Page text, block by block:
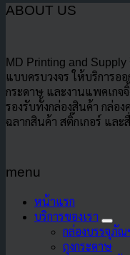
ABOUT US
MD Printing and
แบบครบวงจร ให้บริการอ
กระดาษ และงานแพคเกจ
รองรับทั้งกล่องสินค้า กล่อ
ฉลากสินค้า สติ๊กเกอร์ และ
menu
หน้าแรก
บริการของเรา
กล่องบรรจุภั
ถุงกระดาษ